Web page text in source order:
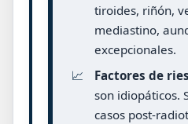
tiroides, riñón,
mediastino,
excepcionales.
📈
Factores de
son idiopáticos.
casos post-